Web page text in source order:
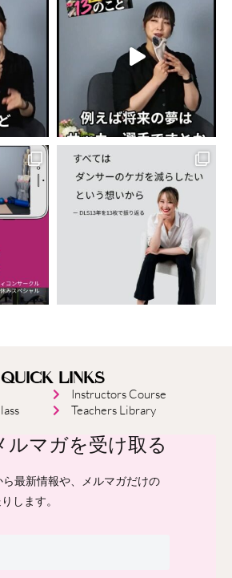
QUICK LINKS
Instructors Course
Teachers Library
ルマガを受け取る
ら最新情報や、メルマガだけの
します。